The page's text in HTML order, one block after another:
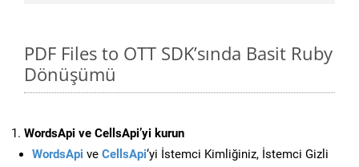
PDF Files to OTT SDK’sında Basit Ruby
Dönüşümü
WordsApi ve CellsApi’yi kurun
WordsApi ve CellsApi‘yi İstemci Kimliğiniz, İstemci Gizli